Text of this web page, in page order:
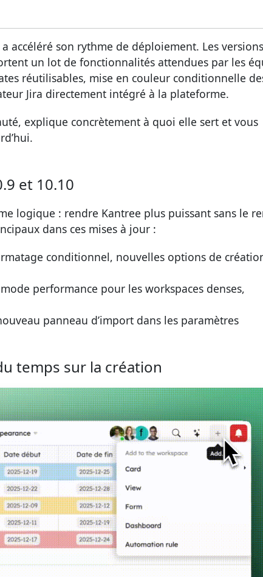
accéléré son rythme de déploiement. Les
un lot de fonctionnalités attendues par les
réutilisables, mise en couleur conditionnelle
Jira directement intégré à la plateforme.
explique concrètement à quoi elle sert et vous
et 10.10
logique : rendre Kantree plus puissant sans le
dans ces mises à jour :
conditionnel, nouvelles options de
performance pour les workspaces denses,
panneau d’import dans les paramètres
temps sur la création